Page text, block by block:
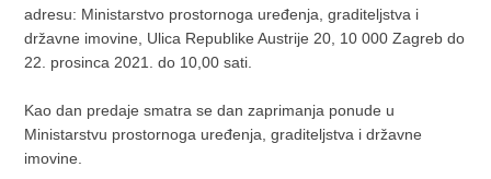
2.
GRAĐEVINSKO ZEMLJIŠTE U DARUVARU – površine 779
m 2
Nekretnina označena kao zk.č.br. 2243/4, dvor i neplodno,
17 m2, obje upisane u z.k.ul.br. 3867, te zk.č.br. 2277/2,
kanal, površine 599 m2 , upisana u z.k.ul.br. 1189, svek.o.
Daruvar, Općinski sud u Bjelovaru, Zemljišno-knjižni
adresu: Ministarstvo prostornoga uređenja, graditeljstva i
državne imovine, Ulica Republike Austrije 20, 10 000 Zagreb do
22. prosinca 2021. do 10,00 sati.
Kao dan predaje smatra se dan zaprimanja ponude u
Ministarstvu prostornoga uređenja, graditeljstva i državne
imovine.